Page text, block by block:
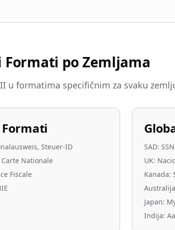
Formati po Zemljama
u formatima specifičnim za svaku
Steuer-ID
Nationale
Fiscale
SAD:
UK:
Kanada:
Japan:
Indija: